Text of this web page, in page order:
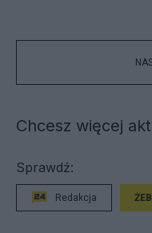
Chcesz więcej
Sprawdź:
Redakcja